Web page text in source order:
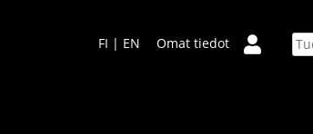
FI | EN Omat tiedot